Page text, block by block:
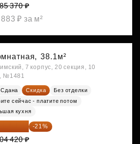
370 ₽
₽ за м²
38.1м²
7 корпус, 20 секция, 10
№1481
Сдана Скидка
Без отделки
сейчас - платите потом
кухня
-21%
420 ₽